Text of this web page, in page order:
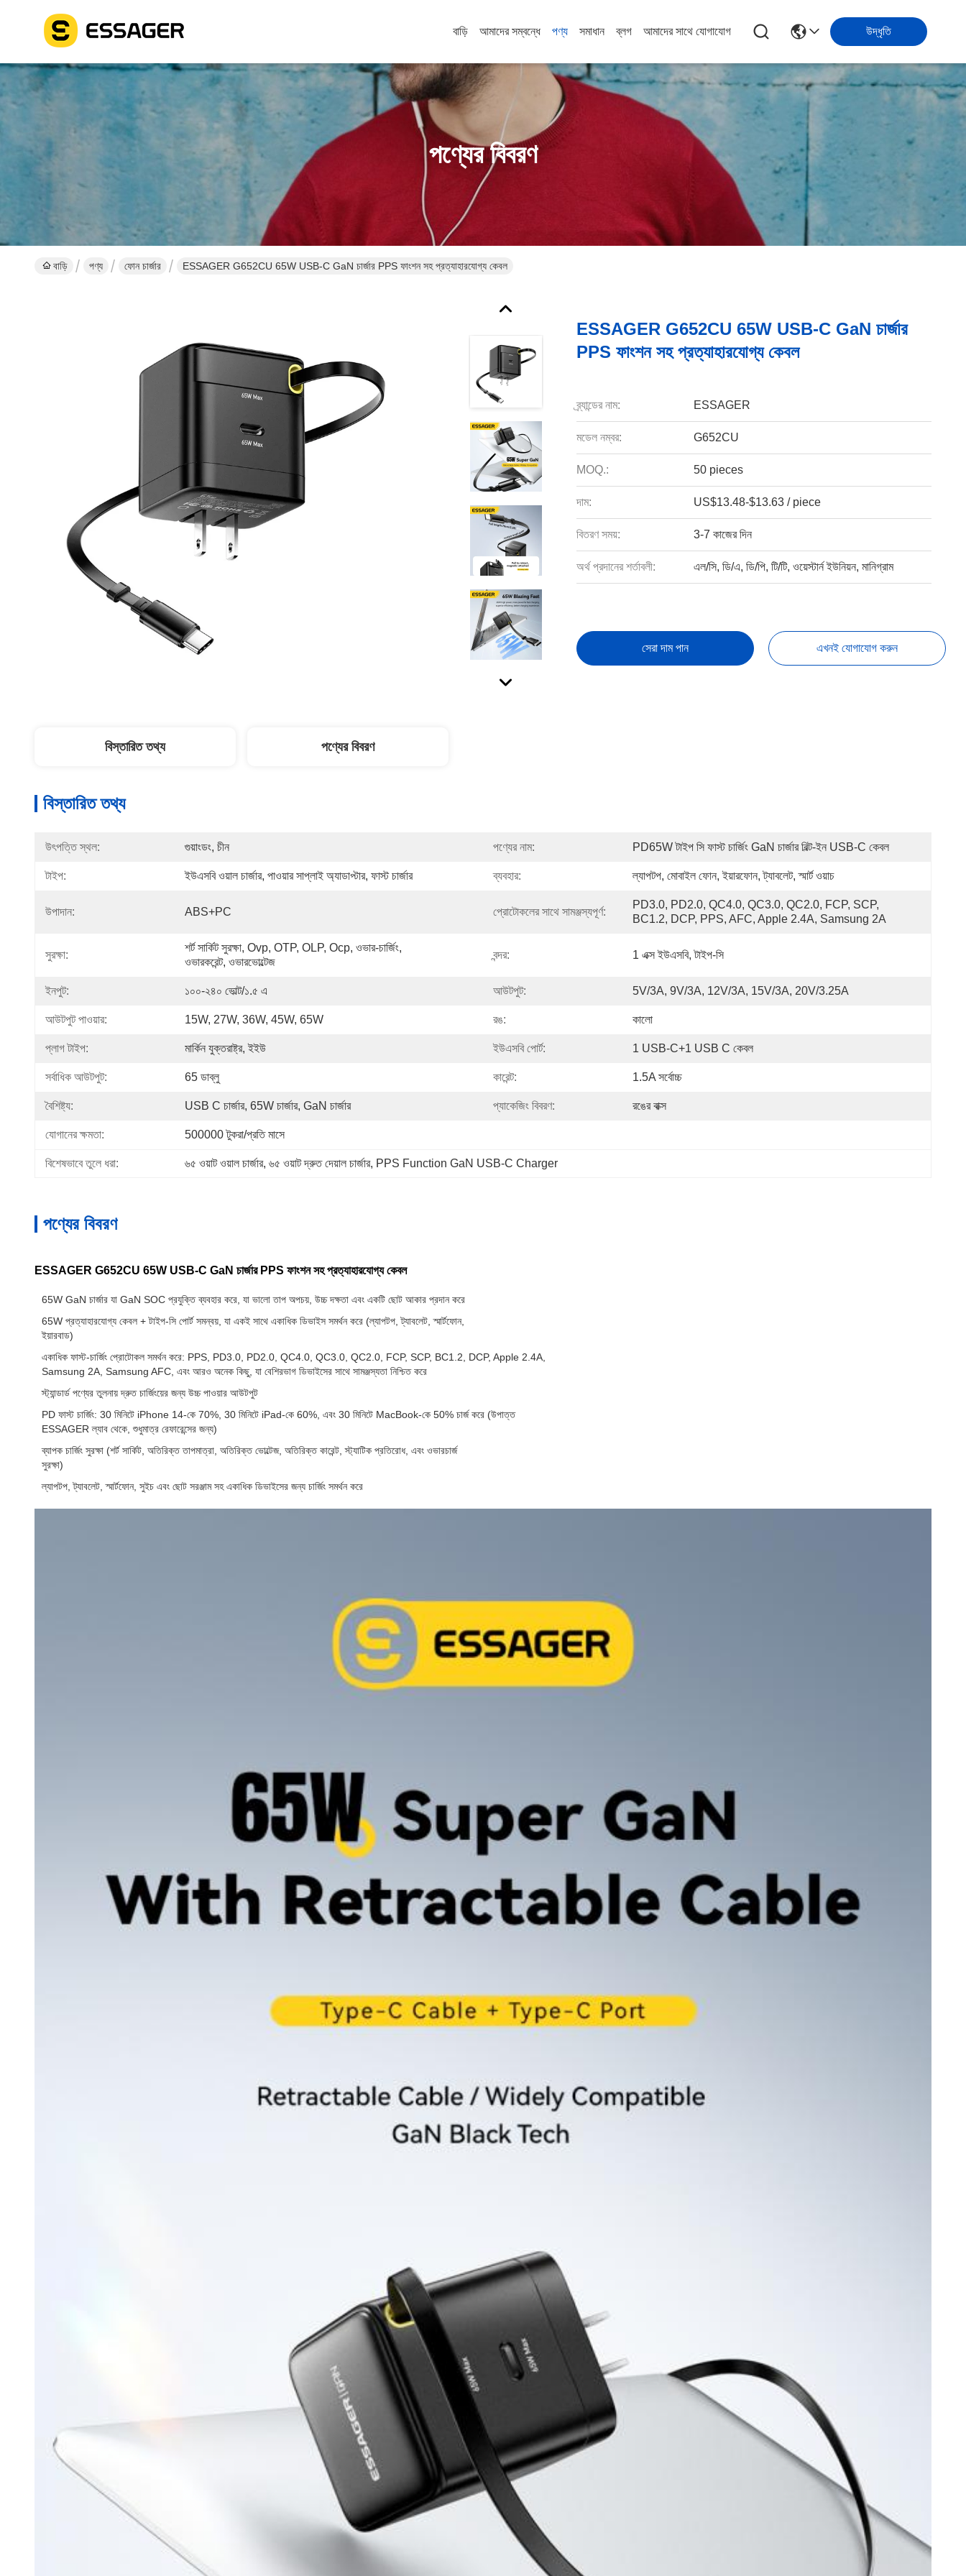
বাড়ি আমাদের সম্বন্ধে পণ্য সমাধান ব্লগ আমাদের সাথে যোগাযোগ উদ্ধৃতি
পণ্যের বিবরণ
বাড়ি পণ্য ফোন চার্জার ESSAGER G652CU 65W USB-C GaN চার্জার PPS ফাংশন সহ প্রত্যাহারযোগ্য কেবল
ESSAGER G652CU 65W USB-C GaN চার্জার
PPS ফাংশন সহ প্রত্যাহারযোগ্য কেবল
ব্র্যান্ডের নাম: ESSAGER
মডেল নম্বর: G652CU
MOQ.: 50 pieces
দাম: US$13.48-$13.63 / piece
বিতরণ সময়: 3-7 কাজের দিন
অর্থ প্রদানের শর্তাবলী: এল/সি, ডি/এ, ডি/পি, টি/টি, ওয়েস্টার্ন ইউনিয়ন, মানিগ্রাম
সেরা দাম পান এখনই যোগাযোগ করুন
বিস্তারিত তথ্য পণ্যের বিবরণ
বিস্তারিত তথ্য
উৎপত্তি স্থল: গুয়াংডং, চীন পণ্যের নাম: PD65W টাইপ সি ফাস্ট চার্জিং GaN চার্জার বিল্ট-ইন USB-C কেবল
টাইপ: ইউএসবি ওয়াল চার্জার, পাওয়ার সাপ্লাই অ্যাডাপ্টার, ফাস্ট চার্জার ব্যবহার: ল্যাপটপ, মোবাইল ফোন, ইয়ারফোন, ট্যাবলেট, স্মার্ট ওয়াচ
উপাদান: ABS+PC প্রোটোকলের সাথে সামঞ্জস্যপূর্ণ:
PD3.0, PD2.0, QC4.0, QC3.0, QC2.0, FCP, SCP,
BC1.2, DCP, PPS, AFC, Apple 2.4A, Samsung 2A
সুরক্ষা:
শর্ট সার্কিট সুরক্ষা, Ovp, OTP, OLP, Ocp, ওভার-চার্জিং,
ওভারকরেন্ট, ওভারভোল্টেজ
বন্দর: 1 এক্স ইউএসবি, টাইপ-সি
ইনপুট: ১০০-২৪০ ভোল্ট/১.৫ এ আউটপুট: 5V/3A, 9V/3A, 12V/3A, 15V/3A, 20V/3.25A
আউটপুট পাওয়ার: 15W, 27W, 36W, 45W, 65W রঙ: কালো
প্লাগ টাইপ: মার্কিন যুক্তরাষ্ট্র, ইইউ ইউএসবি পোর্ট: 1 USB-C+1 USB C কেবল
সর্বাধিক আউটপুট: 65 ডাব্লু কারেন্ট: 1.5A সর্বোচ্চ
বৈশিষ্ট্য: USB C চার্জার, 65W চার্জার, GaN চার্জার প্যাকেজিং বিবরণ: রঙের বাক্স
যোগানের ক্ষমতা: 500000 টুকরা/প্রতি মাসে
বিশেষভাবে তুলে ধরা: ৬৫ ওয়াট ওয়াল চার্জার, ৬৫ ওয়াট দ্রুত দেয়াল চার্জার, PPS Function GaN USB-C Charger
পণ্যের বিবরণ
ESSAGER G652CU 65W USB-C GaN চার্জার PPS ফাংশন সহ প্রত্যাহারযোগ্য কেবল
65W GaN চার্জার যা GaN SOC প্রযুক্তি ব্যবহার করে, যা ভালো তাপ অপচয়, উচ্চ দক্ষতা এবং একটি ছোট আকার প্রদান করে
65W প্রত্যাহারযোগ্য কেবল + টাইপ-সি পোর্ট সমন্বয়, যা একই সাথে একাধিক ডিভাইস সমর্থন করে (ল্যাপটপ, ট্যাবলেট, স্মার্টফোন,
ইয়ারবাড)
একাধিক ফাস্ট-চার্জিং প্রোটোকল সমর্থন করে: PPS, PD3.0, PD2.0, QC4.0, QC3.0, QC2.0, FCP, SCP, BC1.2, DCP, Apple 2.4A,
Samsung 2A, Samsung AFC, এবং আরও অনেক কিছু, যা বেশিরভাগ ডিভাইসের সাথে সামঞ্জস্যতা নিশ্চিত করে
স্ট্যান্ডার্ড পণ্যের তুলনায় দ্রুত চার্জিংয়ের জন্য উচ্চ পাওয়ার আউটপুট
PD ফাস্ট চার্জিং: 30 মিনিটে iPhone 14-কে 70%, 30 মিনিটে iPad-কে 60%, এবং 30 মিনিটে MacBook-কে 50% চার্জ করে (উপাত্ত
ESSAGER ল্যাব থেকে, শুধুমাত্র রেফারেন্সের জন্য)
ব্যাপক চার্জিং সুরক্ষা (শর্ট সার্কিট, অতিরিক্ত তাপমাত্রা, অতিরিক্ত ভোল্টেজ, অতিরিক্ত কারেন্ট, স্ট্যাটিক প্রতিরোধ, এবং ওভারচার্জ
সুরক্ষা)
ল্যাপটপ, ট্যাবলেট, স্মার্টফোন, সুইচ এবং ছোট সরঞ্জাম সহ একাধিক ডিভাইসের জন্য চার্জিং সমর্থন করে